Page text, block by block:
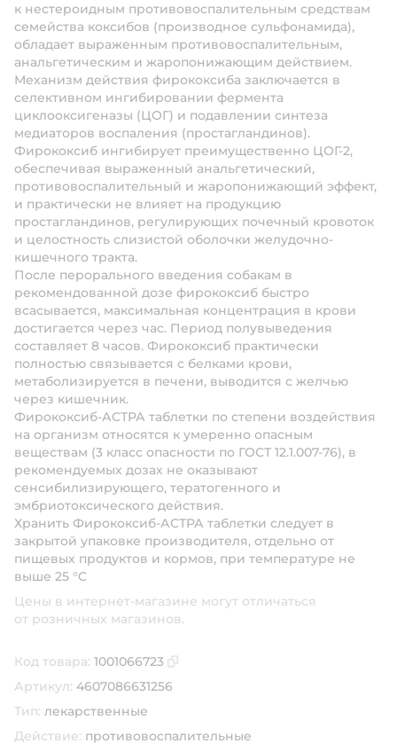
к нестероидным противовоспалительным средствам
семейства коксибов (производное сульфонамида),
обладает выраженным противовоспалительным,
анальгетическим и жаропонижающим действием.
Механизм действия фирококсиба заключается в
селективном ингибировании фермента
циклооксигеназы (ЦОГ) и подавлении синтеза
медиаторов воспаления (простагландинов).
Фирококсиб ингибирует преимущественно ЦОГ-2,
обеспечивая выраженный анальгетический,
противовоспалительный и жаропонижающий эффект,
и практически не влияет на продукцию
простагландинов, регулирующих почечный кровоток
и целостность слизистой оболочки желудочно-
кишечного тракта.
После перорального введения собакам в
рекомендованной дозе фирококсиб быстро
всасывается, максимальная концентрация в крови
достигается через час. Период полувыведения
составляет 8 часов. Фирококсиб практически
полностью связывается с белками крови,
метаболизируется в печени, выводится с желчью
через кишечник.
Фирококсиб-АСТРА таблетки по степени воздействия
на организм относятся к умеренно опасным
веществам (3 класс опасности по ГОСТ 12.1.007-76), в
рекомендуемых дозах не оказывают
сенсибилизирующего, тератогенного и
эмбриотоксического действия.
Хранить Фирококсиб-АСТРА таблетки следует в
закрытой упаковке производителя, отдельно от
пищевых продуктов и кормов, при температуре не
выше 25 °C
Цены в интернет-магазине могут отличаться
от розничных магазинов.
Код товара: 1001066723
Артикул: 4607086631256
Тип: лекарственные
Действие: противовоспалительные